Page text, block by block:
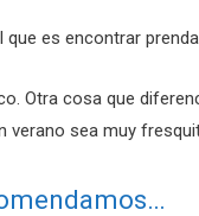
es encontrar
Otra cosa que
verano sea muy